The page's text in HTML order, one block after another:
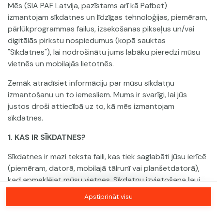
Šai spēlei nav pieejama demo versija. Lūdzu,
pieslēdzies, lai spēlētu ar īstu naudu.
Pieslēgties
Mēs (SIA PAF Latvija, pazīstams arī kā Pafbet)
izmantojam sīkdatnes un līdzīgas tehnoloģijas, piemēram,
pārlūkprogrammas failus, izsekošanas pikseļus un/vai
digitālās pirkstu nospiedumus (kopā sauktas
"Sīkdatnes"), lai nodrošinātu jums labāku pieredzi mūsu
vietnēs un mobilajās lietotnēs.
Zemāk atradīsiet informāciju par mūsu sīkdatņu
izmantošanu un to iemesliem. Mums ir svarīgi, lai jūs
justos droši attiecībā uz to, kā mēs izmantojam
sīkdatnes.
1. KAS IR SĪKDATNES?
Sīkdatnes ir mazi teksta faili, kas tiek saglabāti jūsu ierīcē
(piemēram, datorā, mobilajā tālrunī vai planšetdatorā),
kad apmeklējat mūsu vietnes. Sīkdatņu izvietošana ļauj
mums jūs atpazīt un saprast, kā jūs izmantojat mūsu
vietnes, kas palīdz mums uzlabot jūsu pieredzi un
Apstiprināt visu